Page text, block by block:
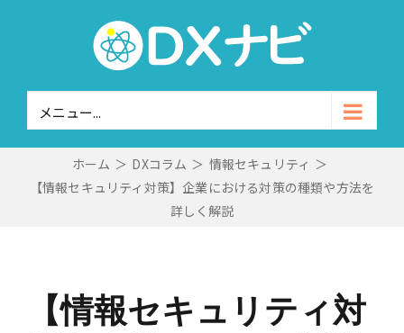
メニュー...
ホーム ＞ DXコラム ＞ 情報セキュリティ ＞
【情報セキュリティ対策】企業における対策の種類や方法を
詳しく解説
【情報セキュリティ対